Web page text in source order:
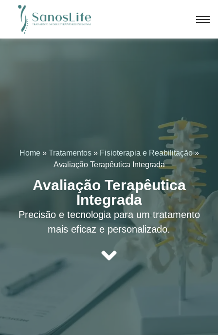
Home» Tratamentos» Fisioterapia e Reabilitação»
Avaliação Terapêutica Integrada
Avaliação Terapêutica
Integrada
Precisão e tecnologia para um tratamento
mais eficaz e personalizado.